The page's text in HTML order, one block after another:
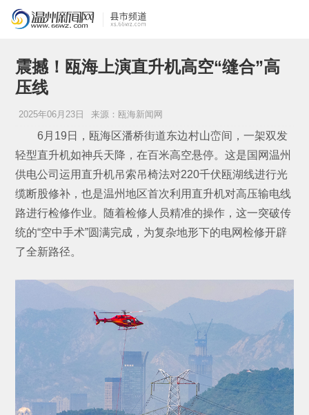
震撼！瓯海上演直升机高空“缝合”高
压线
2025年06月23日 来源：瓯海新闻网
6月19日，瓯海区潘桥街道东边村山峦间，一架双发
轻型直升机如神兵天降，在百米高空悬停。这是国网温州
供电公司运用直升机吊索吊椅法对220千伏瓯湖线进行光
缆断股修补，也是温州地区首次利用直升机对高压输电线
路进行检修作业。随着检修人员精准的操作，这一突破传
统的“空中手术”圆满完成，为复杂地形下的电网检修开辟
了全新路径。